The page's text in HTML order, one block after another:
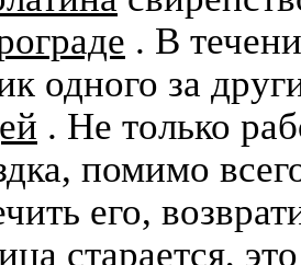
. В
одного за
. Не только
помимо
его,
старается,